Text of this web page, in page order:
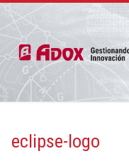
eclipse-logo